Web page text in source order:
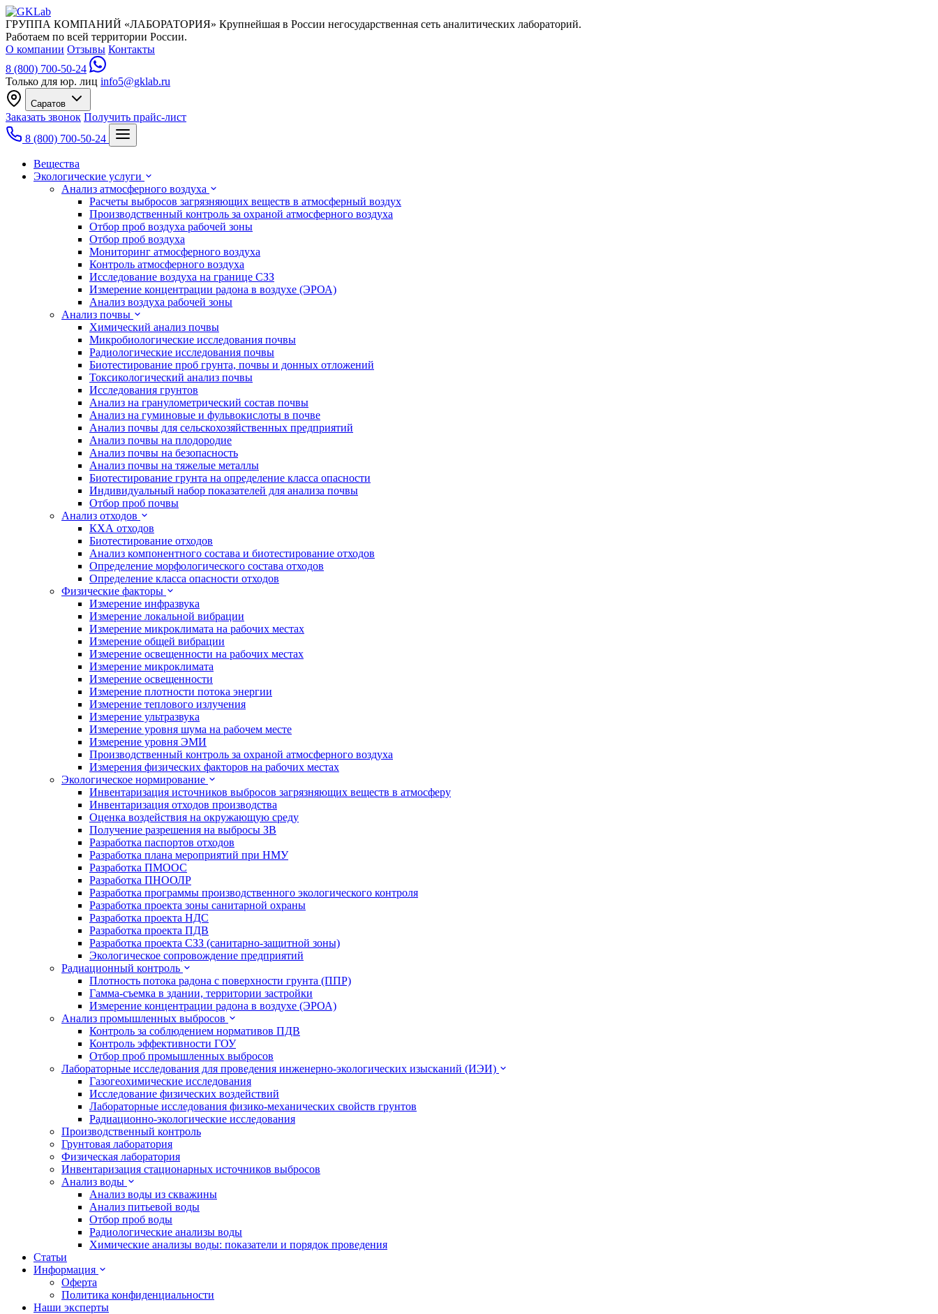
ГРУППА КОМПАНИЙ «ЛАБОРАТОРИЯ» Крупнейшая в России негосударственная сеть аналитических лабораторий.
Работаем по всей территории России.
О компании Отзывы Контакты
8 (800) 700-50-24
Только для юр. лиц info5@gklab.ru
Саратов
Заказать звонок Получить прайс-лист
8 (800) 700-50-24
Вещества
Экологические услуги
Анализ атмосферного воздуха
Расчеты выбросов загрязняющих веществ в атмосферный воздух
Производственный контроль за охраной атмосферного воздуха
Отбор проб воздуха рабочей зоны
Отбор проб воздуха
Мониторинг атмосферного воздуха
Контроль атмосферного воздуха
Исследование воздуха на границе СЗЗ
Измерение концентрации радона в воздухе (ЭРОА)
Анализ воздуха рабочей зоны
Анализ почвы
Химический анализ почвы
Микробиологические исследования почвы
Радиологические исследования почвы
Биотестирование проб грунта, почвы и донных отложений
Токсикологический анализ почвы
Исследования грунтов
Анализ на гранулометрический состав почвы
Анализ на гуминовые и фульвокислоты в почве
Анализ почвы для сельскохозяйственных предприятий
Анализ почвы на плодородие
Анализ почвы на безопасность
Анализ почвы на тяжелые металлы
Биотестирование грунта на определение класса опасности
Индивидуальный набор показателей для анализа почвы
Отбор проб почвы
Анализ отходов
КХА отходов
Биотестирование отходов
Анализ компонентного состава и биотестирование отходов
Определение морфологического состава отходов
Определение класса опасности отходов
Физические факторы
Измерение инфразвука
Измерение локальной вибрации
Измерение микроклимата на рабочих местах
Измерение общей вибрации
Измерение освещенности на рабочих местах
Измерение микроклимата
Измерение освещенности
Измерение плотности потока энергии
Измерение теплового излучения
Измерение ультразвука
Измерение уровня шума на рабочем месте
Измерение уровня ЭМИ
Производственный контроль за охраной атмосферного воздуха
Измерения физических факторов на рабочих местах
Экологическое нормирование
Инвентаризация источников выбросов загрязняющих веществ в атмосферу
Инвентаризация отходов производства
Оценка воздействия на окружающую среду
Получение разрешения на выбросы ЗВ
Разработка паспортов отходов
Разработка плана мероприятий при НМУ
Разработка ПМООС
Разработка ПНООЛР
Разработка программы производственного экологического контроля
Разработка проекта зоны санитарной охраны
Разработка проекта НДС
Разработка проекта ПДВ
Разработка проекта СЗЗ (санитарно-защитной зоны)
Экологическое сопровождение предприятий
Радиационный контроль
Плотность потока радона с поверхности грунта (ППР)
Гамма-съемка в здании, территории застройки
Измерение концентрации радона в воздухе (ЭРОА)
Анализ промышленных выбросов
Контроль за соблюдением нормативов ПДВ
Контроль эффективности ГОУ
Отбор проб промышленных выбросов
Лабораторные исследования для проведения инженерно-экологических изысканий (ИЭИ)
Газогеохимические исследования
Исследование физических воздействий
Лабораторные исследования физико-механических свойств грунтов
Радиационно-экологические исследования
Производственный контроль
Грунтовая лаборатория
Физическая лаборатория
Инвентаризация стационарных источников выбросов
Анализ воды
Анализ воды из скважины
Анализ питьевой воды
Отбор проб воды
Радиологические анализы воды
Химические анализы воды: показатели и порядок проведения
Статьи
Информация
Оферта
Политика конфиденциальности
Наши эксперты